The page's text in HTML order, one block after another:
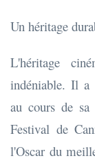
Un héritage
L'héritage
indéniable. Il a
au cours de
Festival de
l'Oscar du